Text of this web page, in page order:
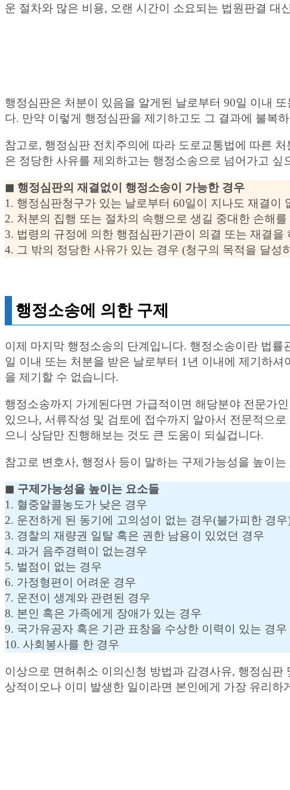
운 절차와 많은 비용, 오랜 시간이 소요되는 법원판결
행정심판은 처분이 있음을 알게된 날로부터 90일 이내
다. 만약 이렇게 행정심판을 제기하고도 그 결과에 불복
참고로, 행정심판 전치주의에 따라 도로교통법에 따른
은 정당한 사유를 제외하고는 행정소송으로 넘어가고
◼︎ 행정심판의 재결없이 행정소송이 가능한 경우
1. 행정심판청구가 있는 날로부터 60일이 지나도 재결이
2. 처분의 집행 또는 절차의 속행으로 생길 중대한 손해
3. 법령의 규정에 의한 행점심판기관이 의결 또는 재결을
4. 그 밖의 정당한 사유가 있는 경우 (청구의 목적을 달성
행정소송에 의한 구제
이제 마지막 행정소송의 단계입니다. 행정소송이란 법
일 이내 또는 처분을 받은 날로부터 1년 이내에 제기하
을 제기할 수 없습니다.
행정소송까지 가게된다면 가급적이면 해당분야 전문가
있으나, 서류작성 및 검토에 접수까지 알아서 전문적으
으니 상담만 진행해보는 것도 큰 도움이 되실겁니다.
참고로 변호사, 행정사 등이 말하는 구제가능성을 높이
◼︎ 구제가능성을 높이는 요소들
1. 혈중알콜농도가 낮은 경우
2. 운전하게 된 동기에 고의성이 없는 경우(불가피한 경우
3. 경찰의 재량권 일탈 혹은 권한 남용이 있었던 경우
4. 과거 음주경력이 없는경우
5. 벌점이 없는 경우
6. 가정형편이 어려운 경우
7. 운전이 생계와 관련된 경우
8. 본인 혹은 가족에게 장애가 있는 경우
9. 국가유공자 혹은 기관 표창을 수상한 이력이 있는 경우
10. 사회봉사를 한 경우
이상으로 면허취소 이의신청 방법과 감경사유, 행정심
상적이오나 이미 발생한 일이라면 본인에게 가장 유리